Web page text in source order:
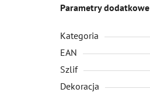
Parametry dodatkowe
Kategoria
EAN
Szlif
Dekoracja